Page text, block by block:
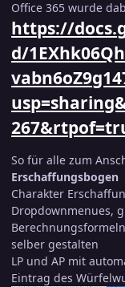
Office 365 wurde
https://
d/
So für alle zum
Erschaffungsbogen
Charakter
Dropdownmenues,
selber gestalten
LP und AP mit
Eintrag des